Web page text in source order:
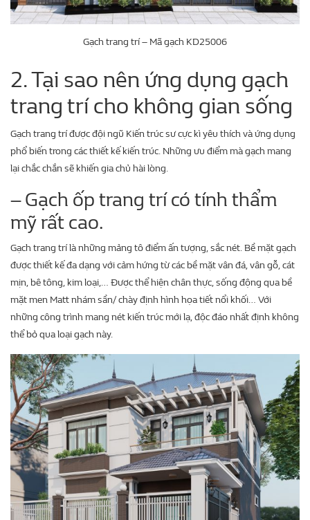
Gạch trang trí – Mã gạch KD25006
2. Tại sao nên ứng dụng gạch
trang trí cho không gian sống
Gạch trang trí được đội ngũ Kiến trúc sư cực kì yêu thích và ứng dụng
phổ biến trong các thiết kế kiến trúc. Những ưu điểm mà gạch mang
lại chắc chắn sẽ khiến gia chủ hài lòng.
– Gạch ốp trang trí có tính thẩm
mỹ rất cao.
Gạch trang trí là những mảng tô điểm ấn tượng, sắc nét. Bề mặt gạch
được thiết kế đa dạng với cảm hứng từ các bề mặt vân đá, vân gỗ, cát
mịn, bê tông, kim loại,… Được thể hiện chân thực, sống động qua bề
mặt men Matt nhám sần/ chày định hình họa tiết nổi khối… Với
những công trình mang nét kiến trúc mới lạ, độc đáo nhất định không
thể bỏ qua loại gạch này.